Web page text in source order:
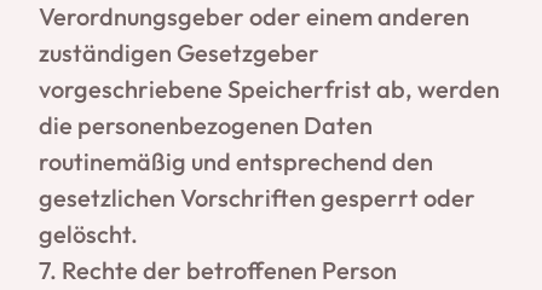
Verordnungsgeber oder einem anderen
zuständigen Gesetzgeber
vorgeschriebene Speicherfrist ab, werden
die personenbezogenen Daten
routinemäßig und entsprechend den
gesetzlichen Vorschriften gesperrt oder
gelöscht.
7. Rechte der betroffenen Person